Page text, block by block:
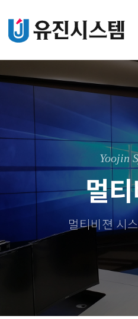
Yoojin
멀
멀티비젼 시